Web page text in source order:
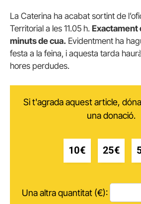
La Caterina ha acabat sortint de
Territorial a les 11.05 h. Exactament
minuts de cua. Evidentment ha
festa a la feina, i aquesta tarda
hores perdudes.
Si t'agrada aquest article,
una donació.
10€ 25€
Una altra quantitat (€):